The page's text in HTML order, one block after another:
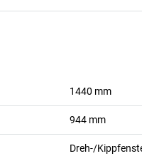
1440 mm
944 mm
Dreh-/